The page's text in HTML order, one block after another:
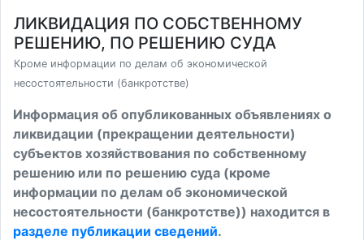
ЛИКВИДАЦИЯ ПО СОБСТВЕННОМУ
РЕШЕНИЮ, ПО РЕШЕНИЮ СУДА
Кроме информации по делам об экономической
несостоятельности (банкротстве)
Информация об опубликованных объявлениях о
ликвидации (прекращении деятельности)
субъектов хозяйствования по собственному
решению или по решению суда (кроме
информации по делам об экономической
несостоятельности (банкротстве)) находится в
разделе публикации сведений.